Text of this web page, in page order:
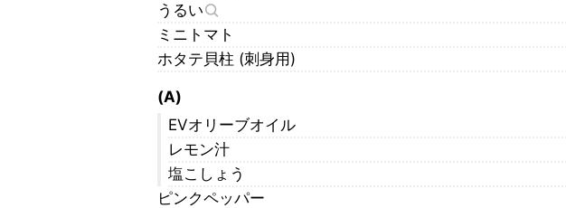
うるい
ミニトマト
ホタテ貝柱 (刺身用)
(A)
EVオリーブオイル
レモン汁
塩こしょう
ピンクペッパー